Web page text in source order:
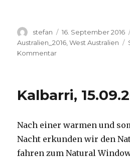
Autor
stefan
Veröffentlicht
am
16. September 2016
Australien_2016 ,West Australien
Kommentarzu
Kalbarri,
Nach einer warmen und
Nacht erkunden wir den
fahren zum Natural